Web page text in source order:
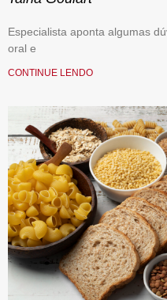
Especialista aponta algumas
oral e
CONTINUE LENDO